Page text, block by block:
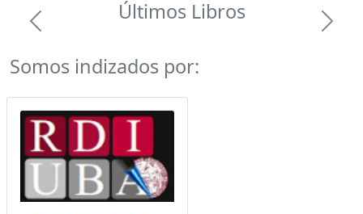
Últimos Libros
Previous Next
Somos indizados por: